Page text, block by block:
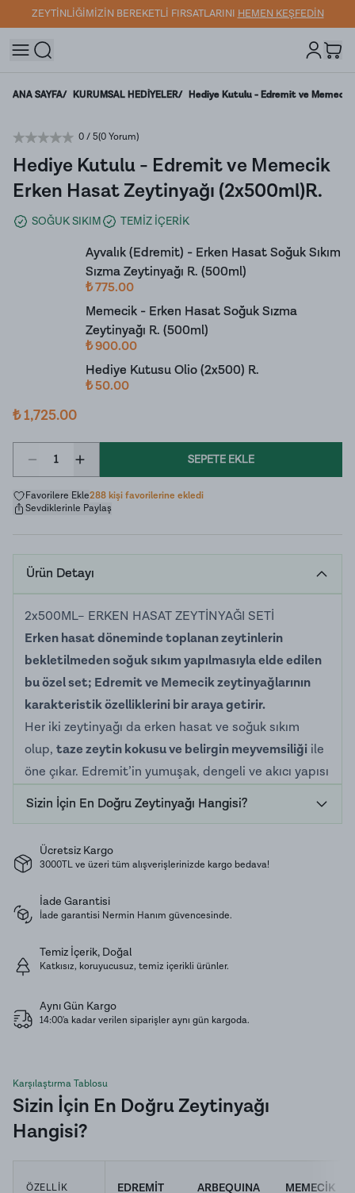
ZEYTİNLİĞİMİZİN BEREKETLİ FIRSATLARINI HEMEN KEŞFEDİN
ANA SAYFA/ KURUMSAL HEDİYELER/ Hediye Kutulu - Edremit ve Memecik
0 / 5(0 Yorum)
Hediye Kutulu - Edremit ve Memecik
Erken Hasat Zeytinyağı (2x500ml)R.
SOĞUK SIKIM TEMİZ İÇERİK
Ayvalık (Edremit) - Erken Hasat Soğuk Sıkım
Sızma Zeytinyağı R. (500ml)
₺ 775.00
Memecik - Erken Hasat Soğuk Sızma
Zeytinyağı R. (500ml)
₺ 900.00
Hediye Kutusu Olio (2x500) R.
₺ 50.00
₺ 1,725.00
1 SEPETE EKLE
Favorilere Ekle288 kişi favorilerine ekledi
Sevdiklerinle Paylaş
Ürün Detayı
2x500ML– ERKEN HASAT ZEYTİNYAĞI SETİ
Erken hasat döneminde toplanan zeytinlerin
bekletilmeden soğuk sıkım yapılmasıyla elde edilen
bu özel set; Edremit ve Memecik zeytinyağlarının
karakteristik özelliklerini bir araya getirir.
Her iki zeytinyağı da erken hasat ve soğuk sıkım
olup, taze zeytin kokusu ve belirgin meyvemsiliği ile
öne çıkar. Edremit’in yumuşak, dengeli ve akıcı yapısı
ile Memecik’in yoğun aroması ve yakıcılığı birlikte
kullanımda sofralarda dengeli bir lezzet deneyimi
Özellikle içmek için, kahvaltılarda ve çiğ tüketimde
tercih edilebilecek bir settir.
Salatalarda ve yemeklere son dokunuş olarak da
rahatlıkla kullanılabilir. Bu eşsiz set; sevdiklerinizi
mutfağınızda da vazgeçilmezlerinizden biri olmaya
Sizin İçin En Doğru Zeytinyağı Hangisi?
Ücretsiz Kargo
3000TL ve üzeri tüm alışverişlerinizde kargo bedava!
İade Garantisi
İade garantisi Nermin Hanım güvencesinde.
Temiz İçerik, Doğal
Katkısız, koruyucusuz, temiz içerikli ürünler.
Aynı Gün Kargo
14:00'a kadar verilen siparişler aynı gün kargoda.
Karşılaştırma Tablosu
Sizin İçin En Doğru Zeytinyağı
Hangisi?
ÖZELLİK EDREMİT ARBEQUINA MEMECİK